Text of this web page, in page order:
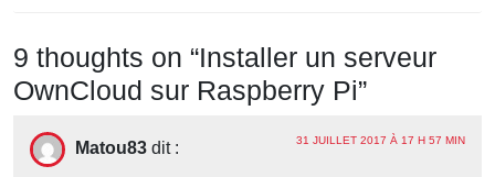
9 thoughts on “Installer un serveur
OwnCloud sur Raspberry Pi”
Matou83 dit : 31 JUILLET 2017 À 17 H 57 MIN